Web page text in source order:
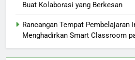
Buat Kolaborasi yang Berkesan
Rancangan Tempat Pembelajaran
Menghadirkan Smart Classroom